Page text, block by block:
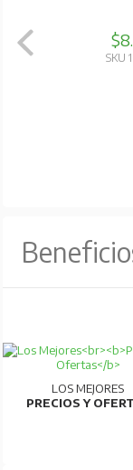
SKU
LOS MEJORES
PRECIOS Y